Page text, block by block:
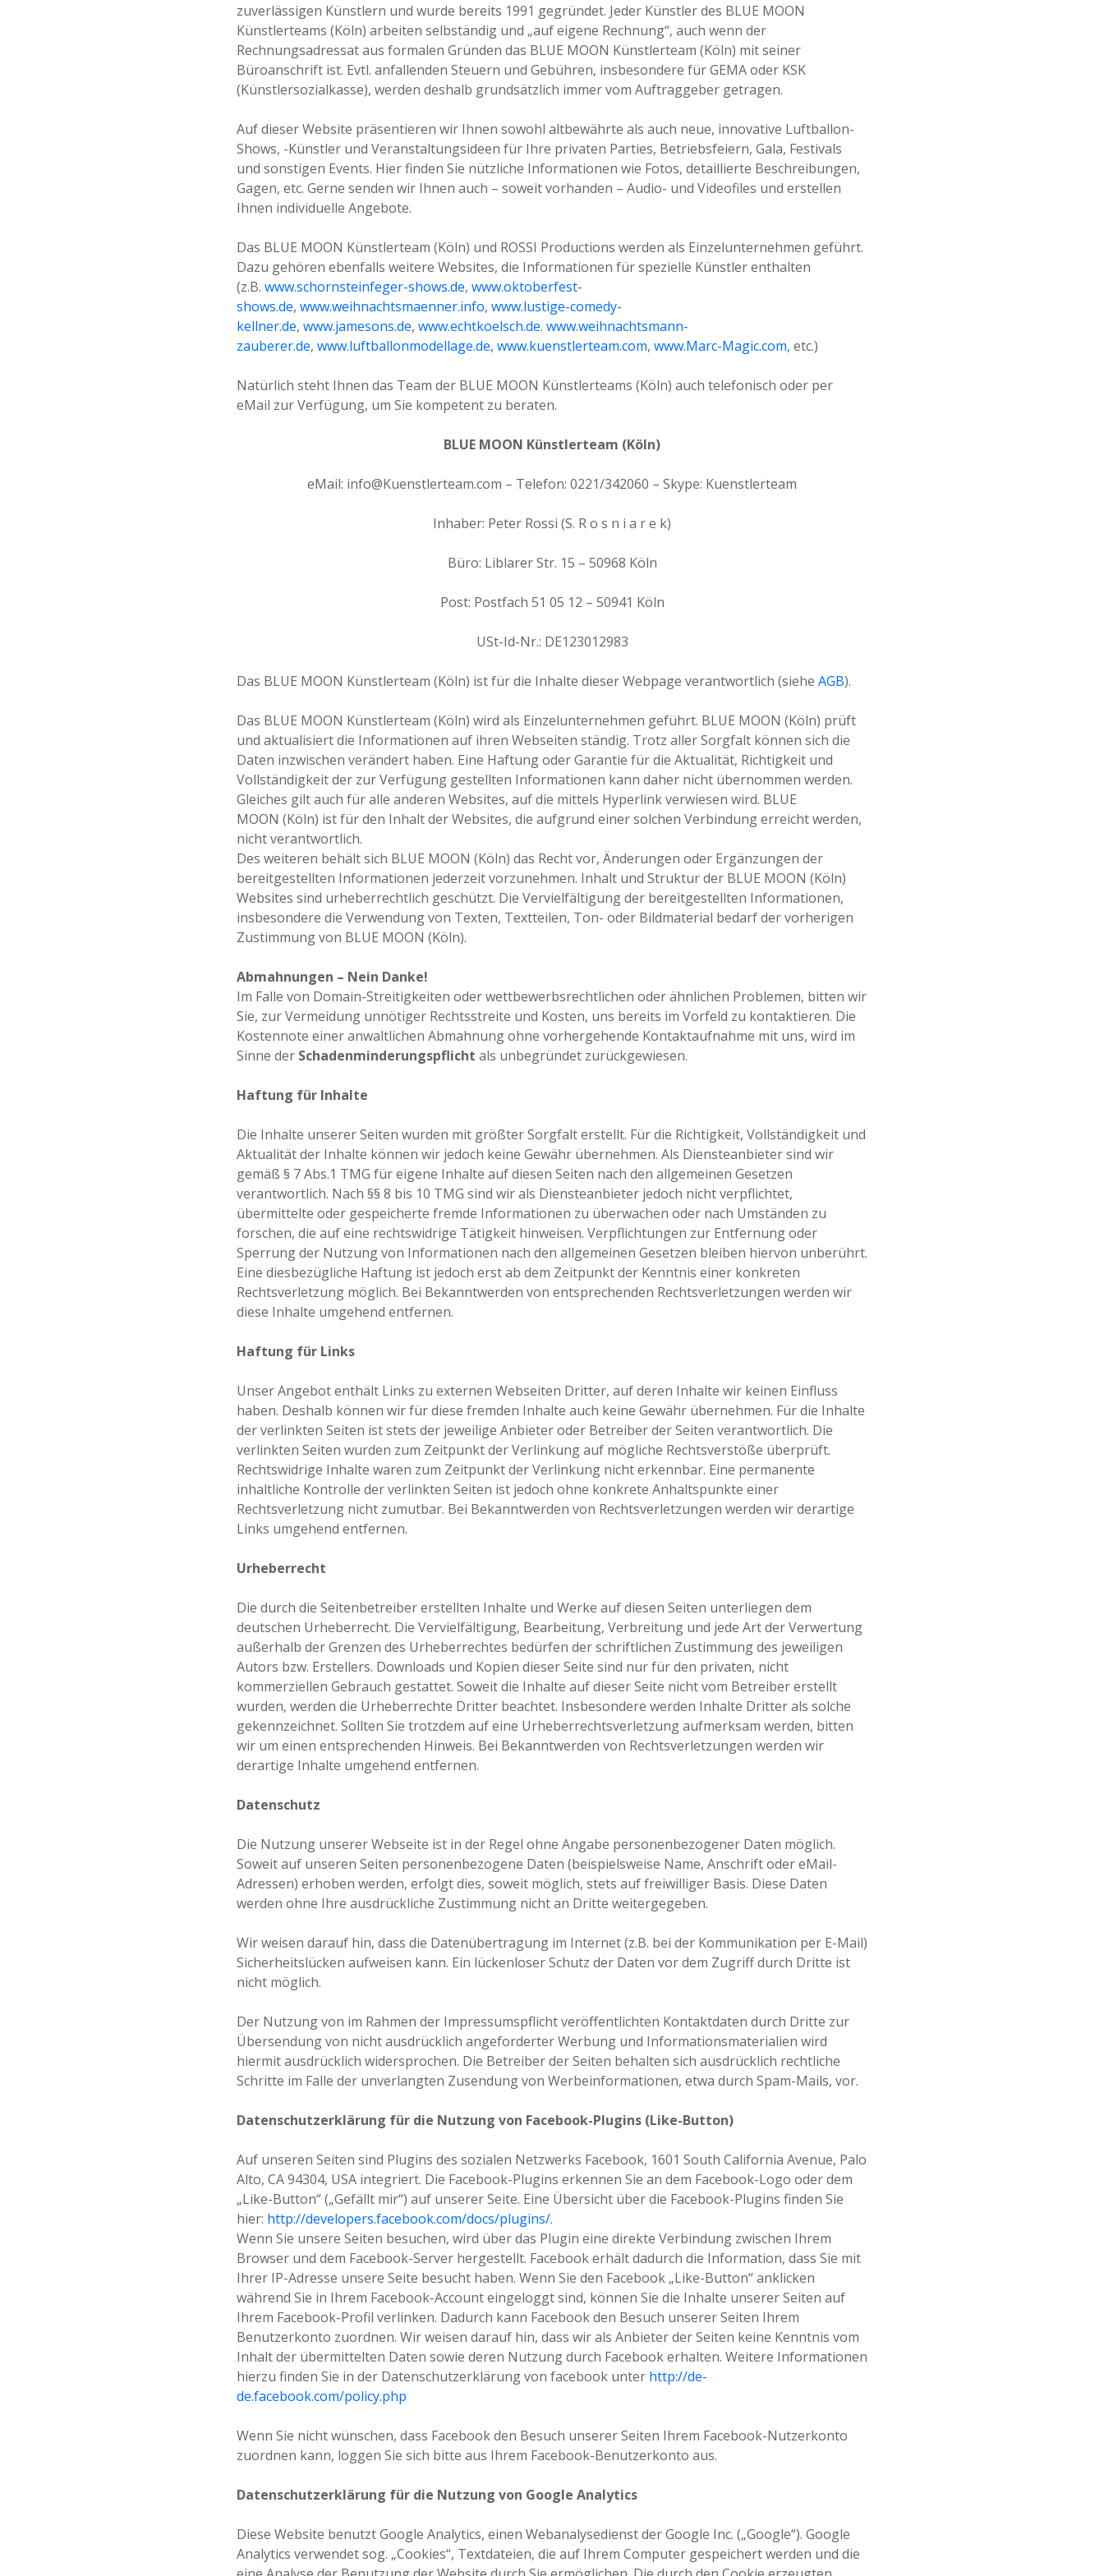
zuverlässigen Künstlern und wurde bereits 1991 gegründet. Jeder Künstler des BLUE MOON
Künstlerteams (Köln) arbeiten selbständig und „auf eigene Rechnung“, auch wenn der
Rechnungsadressat aus formalen Gründen das BLUE MOON Künstlerteam (Köln) mit seiner
Büroanschrift ist. Evtl. anfallenden Steuern und Gebühren, insbesondere für GEMA oder KSK
(Künstlersozialkasse), werden deshalb grundsätzlich immer vom Auftraggeber getragen.
Auf dieser Website präsentieren wir Ihnen sowohl altbewährte als auch neue, innovative Luftballon-
Shows, -Künstler und Veranstaltungsideen für Ihre privaten Parties, Betriebsfeiern, Gala, Festivals
und sonstigen Events. Hier finden Sie nützliche Informationen wie Fotos, detaillierte Beschreibungen,
Gagen, etc. Gerne senden wir Ihnen auch – soweit vorhanden – Audio- und Videofiles und erstellen
Ihnen individuelle Angebote.
Das BLUE MOON Künstlerteam (Köln) und ROSSI Productions werden als Einzelunternehmen geführt.
Dazu gehören ebenfalls weitere Websites, die Informationen für spezielle Künstler enthalten
(z.B. www.schornsteinfeger-shows.de, www.oktoberfest-
shows.de, www.weihnachtsmaenner.info, www.lustige-comedy-
kellner.de, www.jamesons.de, www.echtkoelsch.de. www.weihnachtsmann-
zauberer.de, www.luftballonmodellage.de, www.kuenstlerteam.com, www.Marc-Magic.com, etc.)
Natürlich steht Ihnen das Team der BLUE MOON Künstlerteams (Köln) auch telefonisch oder per
eMail zur Verfügung, um Sie kompetent zu beraten.
BLUE MOON Künstlerteam (Köln)
eMail: info@Kuenstlerteam.com – Telefon: 0221/342060 – Skype: Kuenstlerteam
Inhaber: Peter Rossi (S. R o s n i a r e k)
Büro: Liblarer Str. 15 – 50968 Köln
Post: Postfach 51 05 12 – 50941 Köln
USt-Id-Nr.: DE123012983
Das BLUE MOON Künstlerteam (Köln) ist für die Inhalte dieser Webpage verantwortlich (siehe AGB).
Das BLUE MOON Künstlerteam (Köln) wird als Einzelunternehmen geführt. BLUE MOON (Köln) prüft
und aktualisiert die Informationen auf ihren Webseiten ständig. Trotz aller Sorgfalt können sich die
Daten inzwischen verändert haben. Eine Haftung oder Garantie für die Aktualität, Richtigkeit und
Vollständigkeit der zur Verfügung gestellten Informationen kann daher nicht übernommen werden.
Gleiches gilt auch für alle anderen Websites, auf die mittels Hyperlink verwiesen wird. BLUE
MOON (Köln) ist für den Inhalt der Websites, die aufgrund einer solchen Verbindung erreicht werden,
nicht verantwortlich.
Des weiteren behält sich BLUE MOON (Köln) das Recht vor, Änderungen oder Ergänzungen der
bereitgestellten Informationen jederzeit vorzunehmen. Inhalt und Struktur der BLUE MOON (Köln)
Websites sind urheberrechtlich geschützt. Die Vervielfältigung der bereitgestellten Informationen,
insbesondere die Verwendung von Texten, Textteilen, Ton- oder Bildmaterial bedarf der vorherigen
Zustimmung von BLUE MOON (Köln).
Abmahnungen – Nein Danke!
Im Falle von Domain-Streitigkeiten oder wettbewerbsrechtlichen oder ähnlichen Problemen, bitten wir
Sie, zur Vermeidung unnötiger Rechtsstreite und Kosten, uns bereits im Vorfeld zu kontaktieren. Die
Kostennote einer anwaltlichen Abmahnung ohne vorhergehende Kontaktaufnahme mit uns, wird im
Sinne der Schadenminderungspflicht als unbegründet zurückgewiesen.
Haftung für Inhalte
Die Inhalte unserer Seiten wurden mit größter Sorgfalt erstellt. Für die Richtigkeit, Vollständigkeit und
Aktualität der Inhalte können wir jedoch keine Gewähr übernehmen. Als Diensteanbieter sind wir
gemäß § 7 Abs.1 TMG für eigene Inhalte auf diesen Seiten nach den allgemeinen Gesetzen
verantwortlich. Nach §§ 8 bis 10 TMG sind wir als Diensteanbieter jedoch nicht verpflichtet,
übermittelte oder gespeicherte fremde Informationen zu überwachen oder nach Umständen zu
forschen, die auf eine rechtswidrige Tätigkeit hinweisen. Verpflichtungen zur Entfernung oder
Sperrung der Nutzung von Informationen nach den allgemeinen Gesetzen bleiben hiervon unberührt.
Eine diesbezügliche Haftung ist jedoch erst ab dem Zeitpunkt der Kenntnis einer konkreten
Rechtsverletzung möglich. Bei Bekanntwerden von entsprechenden Rechtsverletzungen werden wir
diese Inhalte umgehend entfernen.
Haftung für Links
Unser Angebot enthält Links zu externen Webseiten Dritter, auf deren Inhalte wir keinen Einfluss
haben. Deshalb können wir für diese fremden Inhalte auch keine Gewähr übernehmen. Für die Inhalte
der verlinkten Seiten ist stets der jeweilige Anbieter oder Betreiber der Seiten verantwortlich. Die
verlinkten Seiten wurden zum Zeitpunkt der Verlinkung auf mögliche Rechtsverstöße überprüft.
Rechtswidrige Inhalte waren zum Zeitpunkt der Verlinkung nicht erkennbar. Eine permanente
inhaltliche Kontrolle der verlinkten Seiten ist jedoch ohne konkrete Anhaltspunkte einer
Rechtsverletzung nicht zumutbar. Bei Bekanntwerden von Rechtsverletzungen werden wir derartige
Links umgehend entfernen.
Urheberrecht
Die durch die Seitenbetreiber erstellten Inhalte und Werke auf diesen Seiten unterliegen dem
deutschen Urheberrecht. Die Vervielfältigung, Bearbeitung, Verbreitung und jede Art der Verwertung
außerhalb der Grenzen des Urheberrechtes bedürfen der schriftlichen Zustimmung des jeweiligen
Autors bzw. Erstellers. Downloads und Kopien dieser Seite sind nur für den privaten, nicht
kommerziellen Gebrauch gestattet. Soweit die Inhalte auf dieser Seite nicht vom Betreiber erstellt
wurden, werden die Urheberrechte Dritter beachtet. Insbesondere werden Inhalte Dritter als solche
gekennzeichnet. Sollten Sie trotzdem auf eine Urheberrechtsverletzung aufmerksam werden, bitten
wir um einen entsprechenden Hinweis. Bei Bekanntwerden von Rechtsverletzungen werden wir
derartige Inhalte umgehend entfernen.
Datenschutz
Die Nutzung unserer Webseite ist in der Regel ohne Angabe personenbezogener Daten möglich.
Soweit auf unseren Seiten personenbezogene Daten (beispielsweise Name, Anschrift oder eMail-
Adressen) erhoben werden, erfolgt dies, soweit möglich, stets auf freiwilliger Basis. Diese Daten
werden ohne Ihre ausdrückliche Zustimmung nicht an Dritte weitergegeben.
Wir weisen darauf hin, dass die Datenübertragung im Internet (z.B. bei der Kommunikation per E-Mail)
Sicherheitslücken aufweisen kann. Ein lückenloser Schutz der Daten vor dem Zugriff durch Dritte ist
nicht möglich.
Der Nutzung von im Rahmen der Impressumspflicht veröffentlichten Kontaktdaten durch Dritte zur
Übersendung von nicht ausdrücklich angeforderter Werbung und Informationsmaterialien wird
hiermit ausdrücklich widersprochen. Die Betreiber der Seiten behalten sich ausdrücklich rechtliche
Schritte im Falle der unverlangten Zusendung von Werbeinformationen, etwa durch Spam-Mails, vor.
Datenschutzerklärung für die Nutzung von Facebook-Plugins (Like-Button)
Auf unseren Seiten sind Plugins des sozialen Netzwerks Facebook, 1601 South California Avenue, Palo
Alto, CA 94304, USA integriert. Die Facebook-Plugins erkennen Sie an dem Facebook-Logo oder dem
„Like-Button“ („Gefällt mir“) auf unserer Seite. Eine Übersicht über die Facebook-Plugins finden Sie
hier: http://developers.facebook.com/docs/plugins/.
Wenn Sie unsere Seiten besuchen, wird über das Plugin eine direkte Verbindung zwischen Ihrem
Browser und dem Facebook-Server hergestellt. Facebook erhält dadurch die Information, dass Sie mit
Ihrer IP-Adresse unsere Seite besucht haben. Wenn Sie den Facebook „Like-Button“ anklicken
während Sie in Ihrem Facebook-Account eingeloggt sind, können Sie die Inhalte unserer Seiten auf
Ihrem Facebook-Profil verlinken. Dadurch kann Facebook den Besuch unserer Seiten Ihrem
Benutzerkonto zuordnen. Wir weisen darauf hin, dass wir als Anbieter der Seiten keine Kenntnis vom
Inhalt der übermittelten Daten sowie deren Nutzung durch Facebook erhalten. Weitere Informationen
hierzu finden Sie in der Datenschutzerklärung von facebook unter http://de-
de.facebook.com/policy.php
Wenn Sie nicht wünschen, dass Facebook den Besuch unserer Seiten Ihrem Facebook-Nutzerkonto
zuordnen kann, loggen Sie sich bitte aus Ihrem Facebook-Benutzerkonto aus.
Datenschutzerklärung für die Nutzung von Google Analytics
Diese Website benutzt Google Analytics, einen Webanalysedienst der Google Inc. („Google“). Google
Analytics verwendet sog. „Cookies“, Textdateien, die auf Ihrem Computer gespeichert werden und die